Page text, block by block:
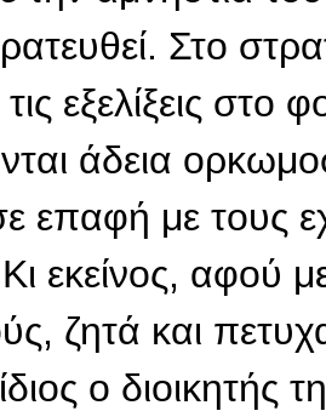
Στο
εξελίξεις στο
άδεια
επαφή με τους
εκείνος, αφού
ζητά και
ο διοικητής